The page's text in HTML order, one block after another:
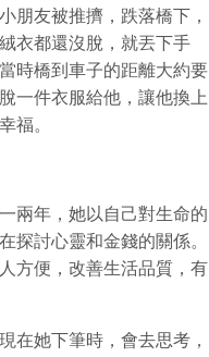
朋友被推擠，跌落橋下，
衣都還沒脫，就丟下手
時橋到車子的距離大約要
一件衣服給他，讓他換上
福。
兩年，她以自己對生命的
探討心靈和金錢的關係。
方便，改善生活品質，有
在她下筆時，會去思考，